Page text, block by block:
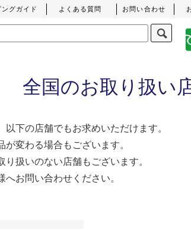
ングガイド よくある質問 お問い合わせ
全国のお取り扱い
下の店舗でもお求めいただけます。
変わる場合もございます。
扱いのない店舗もございます。
お問い合わせください。